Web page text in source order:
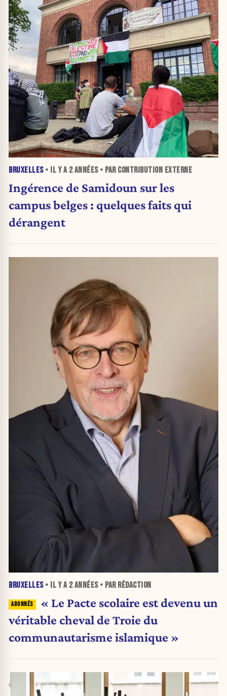
BRUXELLES• IL Y A 2 ANNÉES• PAR CONTRIBUTION EXTERNE
Ingérence de Samidoun sur les
campus belges : quelques faits qui
dérangent
BRUXELLES• IL Y A 2 ANNÉES• PAR RÉDACTION
« Le Pacte scolaire est devenu un
véritable cheval de Troie du
communautarisme islamique »